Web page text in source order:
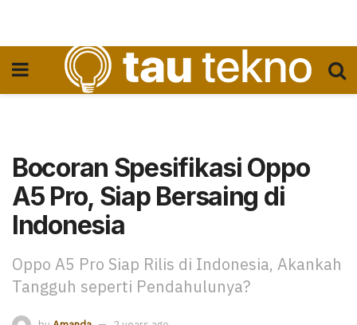
Bocoran Spesifikasi Oppo
A5 Pro, Siap Bersaing di
Indonesia
Oppo A5 Pro Siap Rilis di Indonesia, Akankah
Tangguh seperti Pendahulunya?